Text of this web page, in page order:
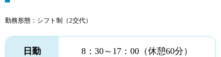
勤務形態：シフト制（2交代）
日勤 8：30～17：00（休憩60分）